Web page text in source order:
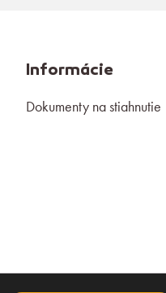
Informácie
Dokumenty na stiahnutie